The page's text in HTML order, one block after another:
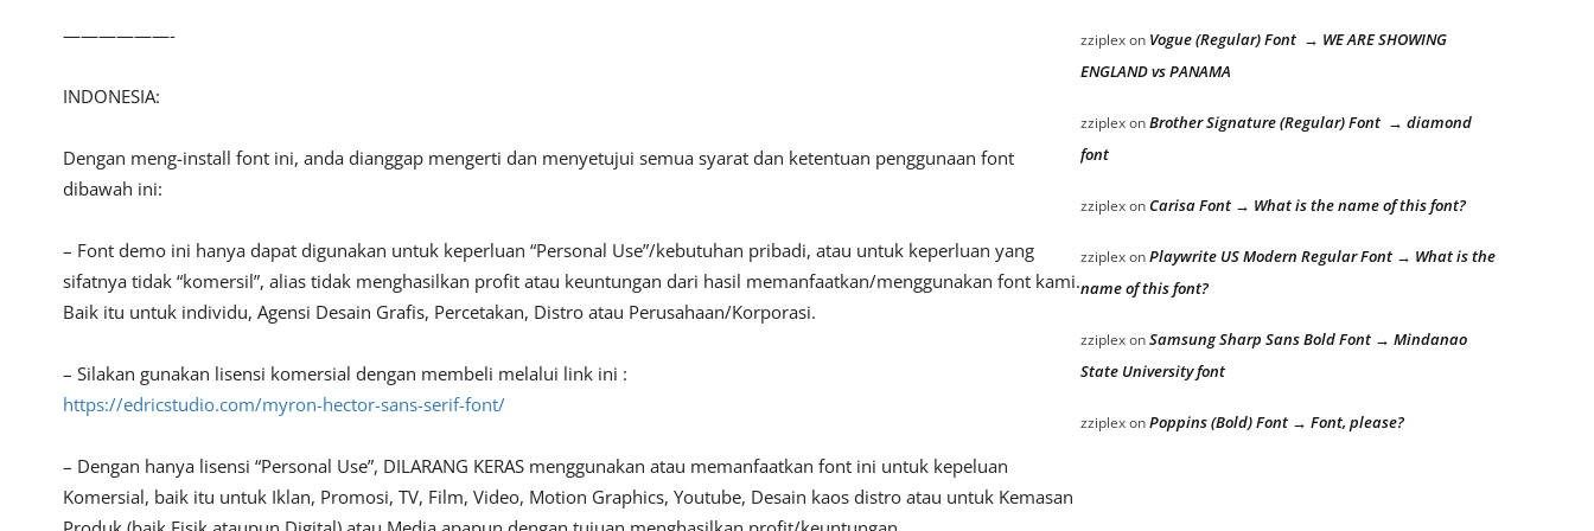
——————-
INDONESIA:
Dengan meng-install font ini, anda dianggap mengerti dan menyetujui semua syarat dan ketentuan penggunaan font
dibawah ini:
– Font demo ini hanya dapat digunakan untuk keperluan “Personal Use”/kebutuhan pribadi, atau untuk keperluan yang
sifatnya tidak “komersil”, alias tidak menghasilkan profit atau keuntungan dari hasil memanfaatkan/menggunakan font kami.
Baik itu untuk individu, Agensi Desain Grafis, Percetakan, Distro atau Perusahaan/Korporasi.
– Silakan gunakan lisensi komersial dengan membeli melalui link ini :
https://edricstudio.com/myron-hector-sans-serif-font/
– Dengan hanya lisensi “Personal Use”, DILARANG KERAS menggunakan atau memanfaatkan font ini untuk kepeluan
Komersial, baik itu untuk Iklan, Promosi, TV, Film, Video, Motion Graphics, Youtube, Desain kaos distro atau untuk Kemasan
zziplexon Vogue (Regular) Font → WE ARE SHOWING
ENGLAND vs PANAMA
zziplexonBrother Signature (Regular) Font → diamond
font
zziplexonCarisa Font → What is the name of this font?
zziplexonPlaywrite US Modern Regular Font → What is the
name of this font?
zziplexonSamsung Sharp Sans Bold Font → Mindanao
State University font
zziplexonPoppins (Bold) Font → Font, please?